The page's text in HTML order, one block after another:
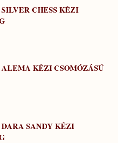
CHESS KÉZI
KÉZI CSOMÓZÁSÚ
SANDY KÉZI